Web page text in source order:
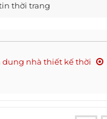
thời trang
dung nhà thiết kế thời